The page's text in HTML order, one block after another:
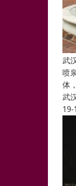
武
喷
体
武
19-